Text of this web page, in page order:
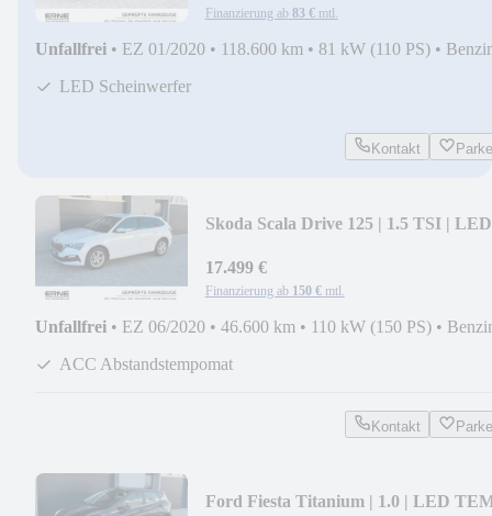
Finanzierung ab 83 € mtl.
Unfallfrei • EZ 01/2020 • 118.600 km • 81 kW (110 PS) •
LED Scheinwerfer
Kontakt
Skoda Scala Drive 125 | 1.5 TSI | LED
17.499 €
Finanzierung ab 150 € mtl.
Unfallfrei • EZ 06/2020 • 46.600 km • 110 kW (150 PS) •
ACC Abstandstempomat
Kontakt
Ford Fiesta Titanium | 1.0 | LED